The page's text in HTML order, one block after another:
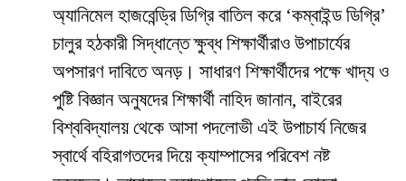
অ্যানিমেল হাজবেন্ড্রি ডিগ্রি বাতিল করে ‘কম্বাইন্ড ডিগ্রি’
চালুর হঠকারী সিদ্ধান্তে ক্ষুব্ধ শিক্ষার্থীরাও উপাচার্যের
অপসারণ দাবিতে অনড়। সাধারণ শিক্ষার্থীদের পক্ষে খাদ্য ও
পুষ্টি বিজ্ঞান অনুষদের শিক্ষার্থী নাহিদ জানান, বাইরের
বিশ্ববিদ্যালয় থেকে আসা পদলোভী এই উপাচার্য নিজের
স্বার্থে বহিরাগতদের দিয়ে ক্যাম্পাসের পরিবেশ নষ্ট